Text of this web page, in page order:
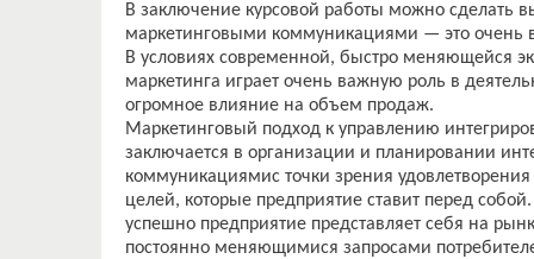
В заключение курсовой работы можно сделать
маркетинговыми коммуникациями — это очень
В условиях современной, быстро меняющейся
маркетинга играет очень важную роль в
огромное влияние на объем продаж.
Маркетинговый подход к управлению
заключается в организации и планировании
коммуникациямис точки зрения
целей, которые предприятие ставит перед
успешно предприятие представляет себя на
постоянно меняющимися запросами